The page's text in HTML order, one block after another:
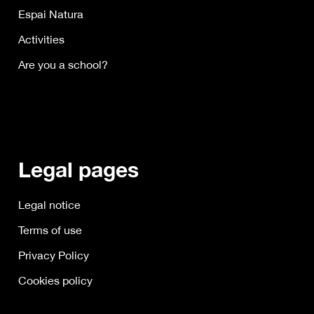
Espai Natura
Activities
Are you a school?
Legal pages
Legal notice
Terms of use
Privacy Policy
Cookies policy